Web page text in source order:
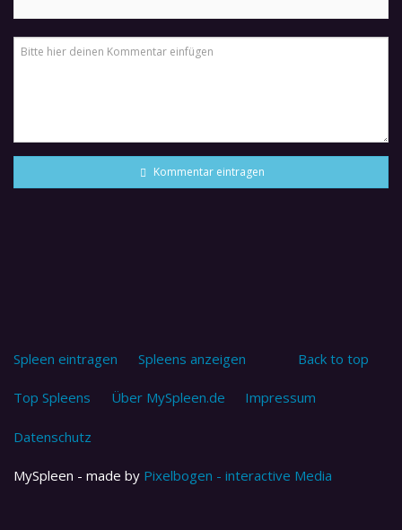
Kommentar eintragen
Back to top
Spleen eintragen Spleens anzeigen
Top Spleens Über MySpleen.de Impressum
Datenschutz
MySpleen - made by Pixelbogen - interactive Media